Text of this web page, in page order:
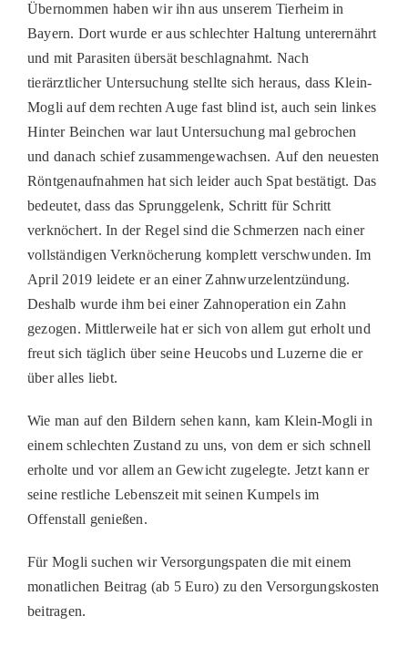
Übernommen haben wir ihn aus unserem Tierheim in
Bayern. Dort wurde er aus schlechter Haltung unterernährt
und mit Parasiten übersät beschlagnahmt. Nach
tierärztlicher Untersuchung stellte sich heraus, dass Klein-
Mogli auf dem rechten Auge fast blind ist, auch sein linkes
Hinter Beinchen war laut Untersuchung mal gebrochen
und danach schief zusammengewachsen. Auf den neuesten
Röntgenaufnahmen hat sich leider auch Spat bestätigt. Das
bedeutet, dass das Sprunggelenk, Schritt für Schritt
verknöchert. In der Regel sind die Schmerzen nach einer
vollständigen Verknöcherung komplett verschwunden. Im
April 2019 leidete er an einer Zahnwurzelentzündung.
Deshalb wurde ihm bei einer Zahnoperation ein Zahn
gezogen. Mittlerweile hat er sich von allem gut erholt und
freut sich täglich über seine Heucobs und Luzerne die er
über alles liebt.
Wie man auf den Bildern sehen kann, kam Klein-Mogli in
einem schlechten Zustand zu uns, von dem er sich schnell
erholte und vor allem an Gewicht zugelegte. Jetzt kann er
seine restliche Lebenszeit mit seinen Kumpels im
Offenstall genießen.
Für Mogli suchen wir Versorgungspaten die mit einem
monatlichen Beitrag (ab 5 Euro) zu den Versorgungskosten
beitragen.